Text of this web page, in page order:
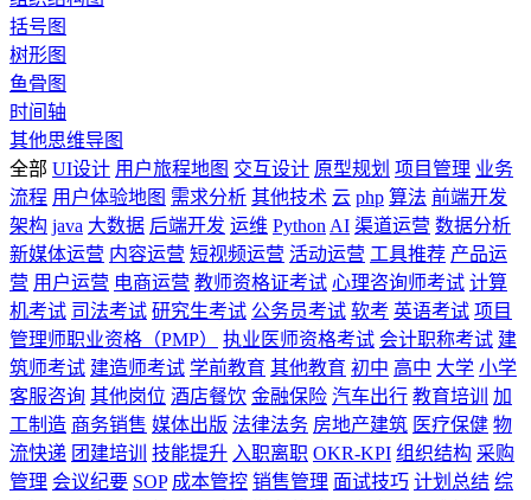
括号图
树形图
鱼骨图
时间轴
其他思维导图
全部 UI设计 用户旅程地图 交互设计 原型规划 项目管理 业务
流程 用户体验地图 需求分析 其他技术 云 php 算法 前端开发
架构 java 大数据 后端开发 运维 Python AI 渠道运营 数据分析
新媒体运营 内容运营 短视频运营 活动运营 工具推荐 产品运
营 用户运营 电商运营 教师资格证考试 心理咨询师考试 计算
机考试 司法考试 研究生考试 公务员考试 软考 英语考试 项目
管理师职业资格（PMP）
执业医师资格考试 会计职称考试 建
筑师考试 建造师考试 学前教育 其他教育 初中 高中 大学 小学
客服咨询 其他岗位 酒店餐饮 金融保险 汽车出行 教育培训
加
工制造 商务销售 媒体出版 法律法务 房地产建筑 医疗保健 物
流快递 团建培训 技能提升 入职离职 OKR-KPI 组织结构 采购
管理 会议纪要 SOP 成本管控 销售管理 面试技巧 计划总结 综